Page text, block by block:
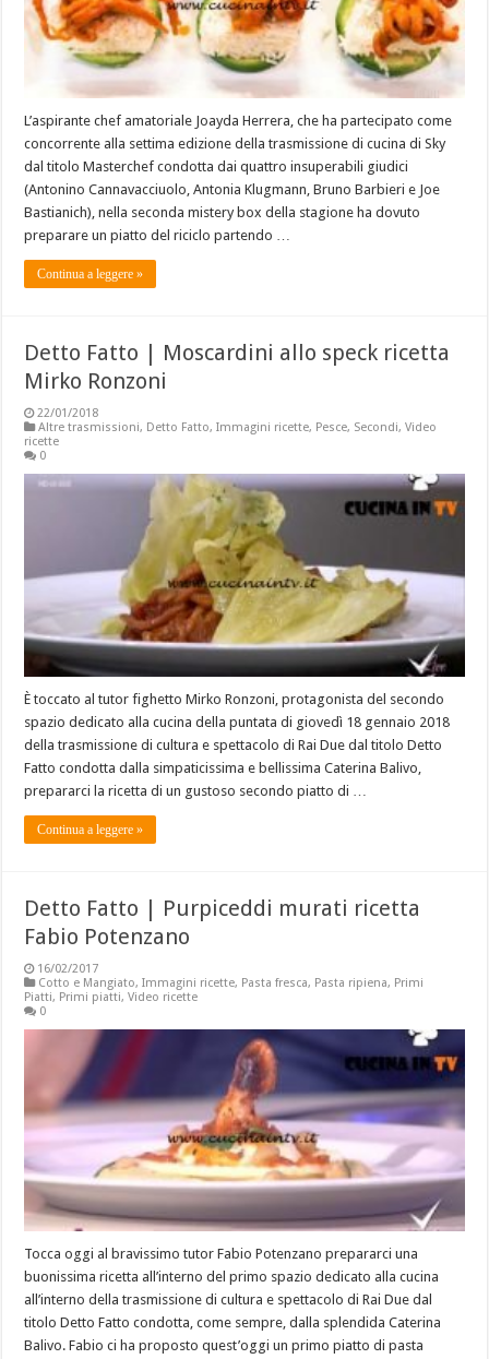
L’aspirante chef amatoriale Joayda Herrera, che ha partecipato come
concorrente alla settima edizione della trasmissione di cucina di Sky
dal titolo Masterchef condotta dai quattro insuperabili giudici
(Antonino Cannavacciuolo, Antonia Klugmann, Bruno Barbieri e Joe
Bastianich), nella seconda mistery box della stagione ha dovuto
preparare un piatto del riciclo partendo …
Continua a leggere »
Detto Fatto | Moscardini allo speck ricetta
Mirko Ronzoni
22/01/2018
Altre trasmissioni, Detto Fatto,Immagini ricette, Pesce, Secondi,Video
ricette
0
È toccato al tutor fighetto Mirko Ronzoni, protagonista del secondo
spazio dedicato alla cucina della puntata di giovedì 18 gennaio 2018
della trasmissione di cultura e spettacolo di Rai Due dal titolo Detto
Fatto condotta dalla simpaticissima e bellissima Caterina Balivo,
prepararci la ricetta di un gustoso secondo piatto di …
Continua a leggere »
Detto Fatto | Purpiceddi murati ricetta
Fabio Potenzano
16/02/2017
Cotto e Mangiato,Immagini ricette, Pasta fresca, Pasta ripiena, Primi
Piatti, Primi piatti,Video ricette
0
Tocca oggi al bravissimo tutor Fabio Potenzano prepararci una
buonissima ricetta all’interno del primo spazio dedicato alla cucina
all’interno della trasmissione di cultura e spettacolo di Rai Due dal
titolo Detto Fatto condotta, come sempre, dalla splendida Caterina
Balivo. Fabio ci ha proposto quest’oggi un primo piatto di pasta